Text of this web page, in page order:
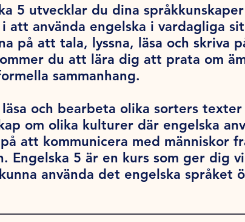
5 utvecklar du dina
att använda engelska i vardagliga
på att tala, lyssna, läsa och skriva
du att lära dig att prata om
sammanhang.
och bearbeta olika sorters texter
om olika kulturer där engelska
att kommunicera med människor
Engelska 5 är en kurs som ger dig
använda det engelska språket